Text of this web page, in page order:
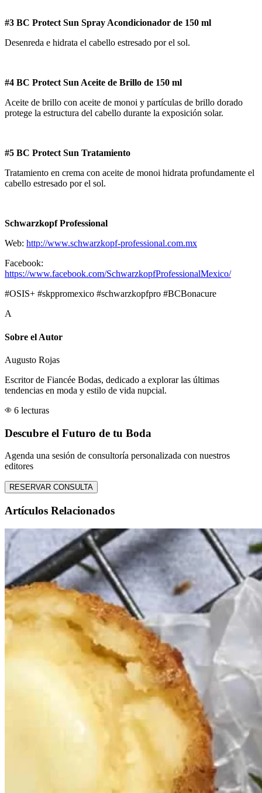
#3 BC Protect Sun Spray Acondicionador de 150 ml
Desenreda e hidrata el cabello estresado por el sol.
#4 BC Protect Sun Aceite de Brillo de 150 ml
Aceite de brillo con aceite de monoi y partículas de brillo dorado
protege la estructura del cabello durante la exposición solar.
#5 BC Protect Sun Tratamiento
Tratamiento en crema con aceite de monoi hidrata profundamente el
cabello estresado por el sol.
Schwarzkopf Professional
Web: http://www.schwarzkopf-professional.com.mx
Facebook:
https://www.facebook.com/SchwarzkopfProfessionalMexico/
#OSIS+ #skppromexico #schwarzkopfpro #BCBonacure
A
Sobre el Autor
Augusto Rojas
Escritor de Fiancée Bodas, dedicado a explorar las últimas
tendencias en moda y estilo de vida nupcial.
6 lecturas
Descubre el Futuro de tu Boda
Agenda una sesión de consultoría personalizada con nuestros
editores
RESERVAR CONSULTA
Artículos Relacionados